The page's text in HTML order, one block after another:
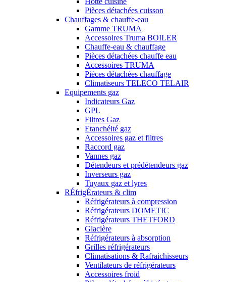
Pièces détachées cuisson
Chauffages & chauffe-eau
Gamme TRUMA
Accessoires Truma BOILER
Chauffe-eau & chauffage
Pièces détachées chauffe eau
Accessoires TRUMA
Pièces détachées chauffage
Climatiseurs TELECO TELAIR
Equipements gaz
Indicateurs Gaz
GPL
Filtres Gaz
Etanchéité gaz
Accessoires gaz et filtres
Raccord gaz
Vannes gaz
Détendeurs et prédétendeurs gaz
Inverseurs gaz
Tuyaux gaz et lyres
RÉfrigÉrateurs & clim
Réfrigérateurs à compression
Réfrigérateurs DOMETIC
Réfrigérateurs THETFORD
Glacière
Réfrigérateurs à absorption
Grilles réfrigérateurs
Climatisations & Rafraichisseurs
Ventilateurs de réfrigérateurs
Accessoires froid